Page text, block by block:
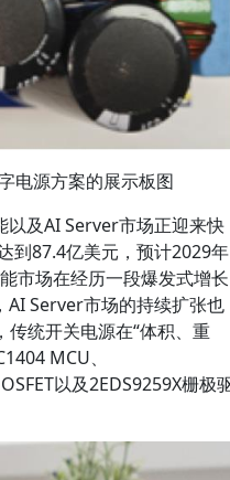
电源方案的展示板图
以及AI Server市场正迎来快
到87.4亿美元，预计2029年
市场在经历一段爆发式增长
AI Server市场的持续扩张也
统开关电源在“体积、重
MCU、
以及2EDS9259X栅极